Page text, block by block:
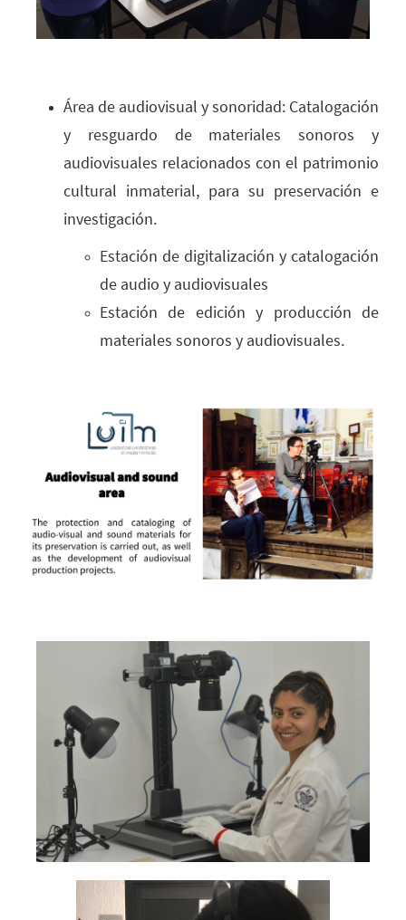
Área de audiovisual y sonoridad: Catalogación
y resguardo de materiales sonoros y
audiovisuales relacionados con el patrimonio
cultural inmaterial, para su preservación e
investigación.
Estación de digitalización y catalogación
de audio y audiovisuales
Estación de edición y producción de
materiales sonoros y audiovisuales.